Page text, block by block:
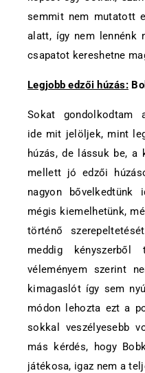
semmit nem mutatott
alatt, így nem lennénk
csapatot kereshetne
Legjobb edzői húzás:
Sokat gondolkodtam
ide mit jelöljek, mint
húzás, de lássuk be, a
mellett jó edzői
nagyon bővelkedtünk
mégis kiemelhetünk,
történő
meddig
véleményem szerint
kimagaslót így sem
módon lehozta ezt a
sokkal veszélyesebb
más kérdés, hogy
játékosa, igaz nem a